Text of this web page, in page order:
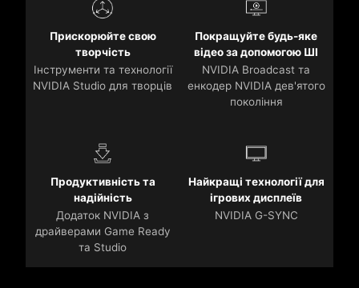
Прискорюйте свою
творчість
Інструменти та технології
NVIDIA Studio для творців
Покращуйте будь-яке
відео за допомогою ШІ
NVIDIA Broadcast та
енкодер NVIDIA дев'ятого
покоління
Продуктивність та
надійність
Додаток NVIDIA з
драйверами Game Ready
та Studio
Найкращі технології для
ігрових дисплеїв
NVIDIA G-SYNC